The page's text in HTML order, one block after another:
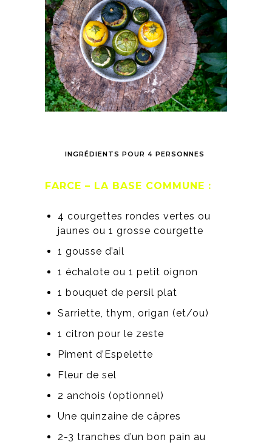
INGRÉDIENTS POUR 4 PERSONNES
FARCE – LA BASE COMMUNE :
4 courgettes rondes vertes ou
jaunes ou 1 grosse courgette
1 gousse d’ail
1 échalote ou 1 petit oignon
1 bouquet de persil plat
Sarriette, thym, origan (et/ou)
1 citron pour le zeste
Piment d’Espelette
Fleur de sel
2 anchois (optionnel)
Une quinzaine de câpres
2-3 tranches d’un bon pain au